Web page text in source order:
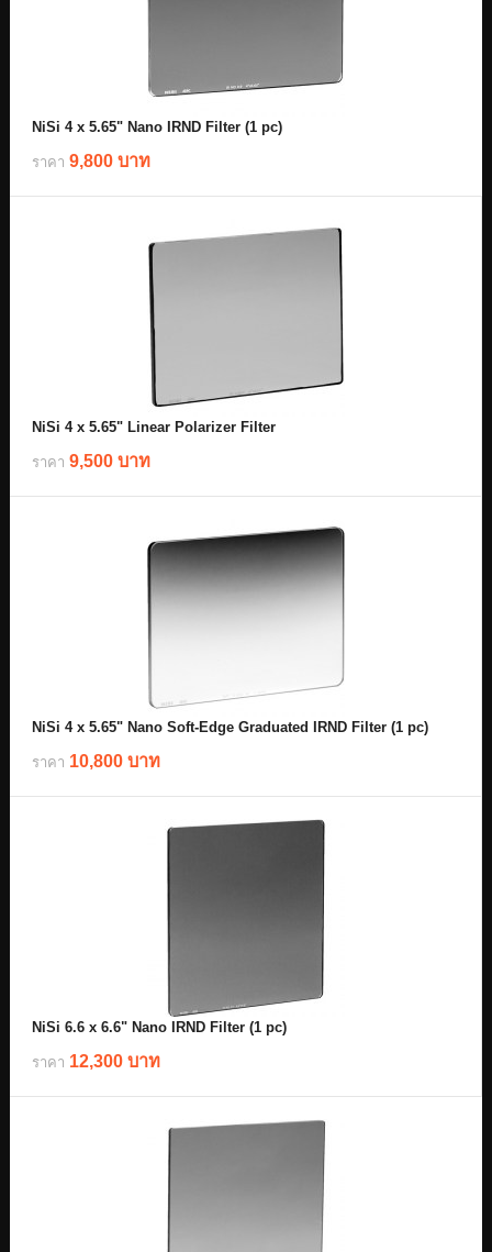
NiSi 4 x 5.65" Nano IRND Filter (1 pc)
ราคา 9,800 บาท
NiSi 4 x 5.65" Linear Polarizer Filter
ราคา 9,500 บาท
NiSi 4 x 5.65" Nano Soft-Edge Graduated IRND Filter (1 pc)
ราคา 10,800 บาท
NiSi 6.6 x 6.6" Nano IRND Filter (1 pc)
ราคา 12,300 บาท